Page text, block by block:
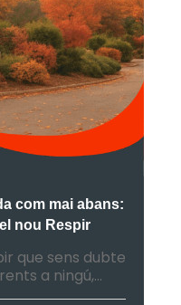
com mai abans:
nou Respir
que sens dubte
a ningú,...